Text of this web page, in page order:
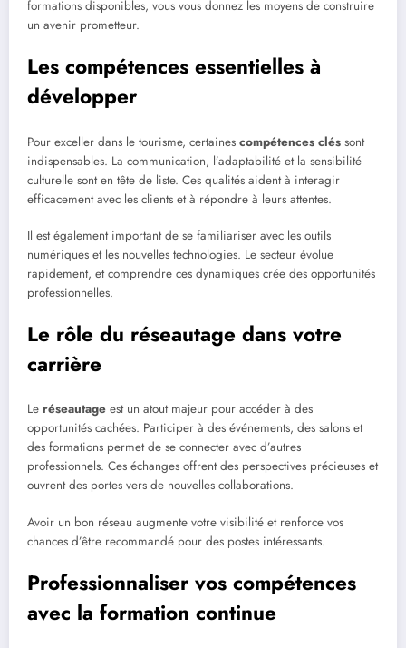
formations disponibles, vous vous donnez les moyens de construire
un avenir prometteur.
Les compétences essentielles à
développer
Pour exceller dans le tourisme, certaines compétences clés sont
indispensables. La communication, l’adaptabilité et la sensibilité
culturelle sont en tête de liste. Ces qualités aident à interagir
efficacement avec les clients et à répondre à leurs attentes.
Il est également important de se familiariser avec les outils
numériques et les nouvelles technologies. Le secteur évolue
rapidement, et comprendre ces dynamiques crée des opportunités
professionnelles.
Le rôle du réseautage dans votre
carrière
Le réseautage est un atout majeur pour accéder à des
opportunités cachées. Participer à des événements, des salons et
des formations permet de se connecter avec d’autres
professionnels. Ces échanges offrent des perspectives précieuses et
ouvrent des portes vers de nouvelles collaborations.
Avoir un bon réseau augmente votre visibilité et renforce vos
chances d’être recommandé pour des postes intéressants.
Professionnaliser vos compétences
avec la formation continue